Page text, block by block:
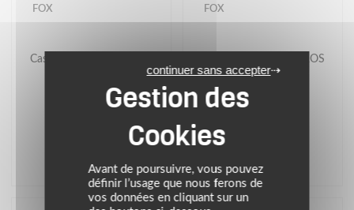
FOX
Casque cross V1 SHIELD
FOX
Casque cross V1 KAIROS
blanc/rouge/noir
Avant de poursuivre, vous pouvez
définir l’usage que nous ferons de
vos données en cliquant sur un
continuer sans accepter